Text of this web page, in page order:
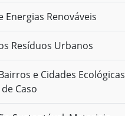
Energias Renováveis
Resíduos Urbanos
e Cidades Ecológicas
Caso